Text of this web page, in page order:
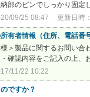
部のピンでしっかり固定
09/25 08:47 更新日時
有者情報（住所、電話
＞製品に関するお問い
確認内容をご記入の上
11/22 10:22
ですか？